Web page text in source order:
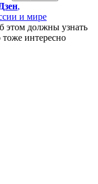
,
и мире
этом должны узнать
интересно